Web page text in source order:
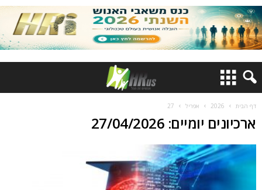
דף הבית 2026 אפריל 27
ארכיונים יומיים: 27/04/2026